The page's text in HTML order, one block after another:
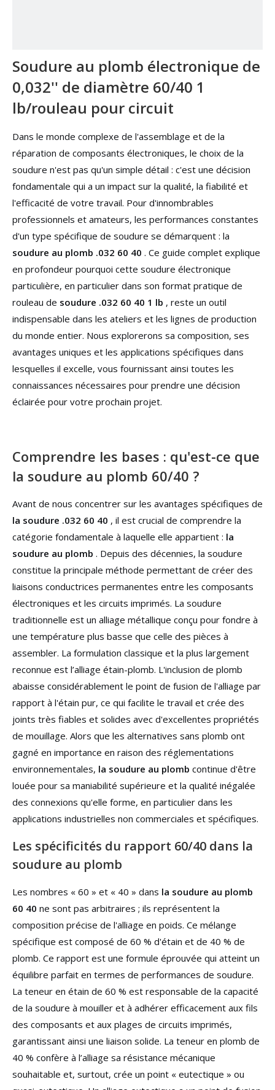
Soudure au plomb électronique de
0,032'' de diamètre 60/40 1
lb/rouleau pour circuit
Dans le monde complexe de l'assemblage et de la
réparation de composants électroniques, le choix de la
soudure n'est pas qu'un simple détail : c'est une décision
fondamentale qui a un impact sur la qualité, la fiabilité et
l'efficacité de votre travail. Pour d'innombrables
professionnels et amateurs, les performances constantes
d'un type spécifique de soudure se démarquent : la
soudure au plomb .032 60 40 . Ce guide complet explique
en profondeur pourquoi cette soudure électronique
particulière, en particulier dans son format pratique de
rouleau de soudure .032 60 40 1 lb , reste un outil
indispensable dans les ateliers et les lignes de production
du monde entier. Nous explorerons sa composition, ses
avantages uniques et les applications spécifiques dans
lesquelles il excelle, vous fournissant ainsi toutes les
connaissances nécessaires pour prendre une décision
éclairée pour votre prochain projet.
Comprendre les bases : qu'est-ce que
la soudure au plomb 60/40 ?
Avant de nous concentrer sur les avantages spécifiques de
la soudure .032 60 40 , il est crucial de comprendre la
catégorie fondamentale à laquelle elle appartient : la
soudure au plomb . Depuis des décennies, la soudure
constitue la principale méthode permettant de créer des
liaisons conductrices permanentes entre les composants
électroniques et les circuits imprimés. La soudure
traditionnelle est un alliage métallique conçu pour fondre à
une température plus basse que celle des pièces à
assembler. La formulation classique et la plus largement
reconnue est l’alliage étain-plomb. L'inclusion de plomb
abaisse considérablement le point de fusion de l'alliage par
rapport à l'étain pur, ce qui facilite le travail et crée des
joints très fiables et solides avec d'excellentes propriétés
de mouillage. Alors que les alternatives sans plomb ont
gagné en importance en raison des réglementations
environnementales, la soudure au plomb continue d'être
louée pour sa maniabilité supérieure et la qualité inégalée
des connexions qu'elle forme, en particulier dans les
applications industrielles non commerciales et spécifiques.
Les spécificités du rapport 60/40 dans la
soudure au plomb
Les nombres « 60 » et « 40 » dans la soudure au plomb
60 40 ne sont pas arbitraires ; ils représentent la
composition précise de l'alliage en poids. Ce mélange
spécifique est composé de 60 % d'étain et de 40 % de
plomb. Ce rapport est une formule éprouvée qui atteint un
équilibre parfait en termes de performances de soudure.
La teneur en étain de 60 % est responsable de la capacité
de la soudure à mouiller et à adhérer efficacement aux fils
des composants et aux plages de circuits imprimés,
garantissant ainsi une liaison solide. La teneur en plomb de
40 % confère à l’alliage sa résistance mécanique
souhaitable et, surtout, crée un point « eutectique » ou